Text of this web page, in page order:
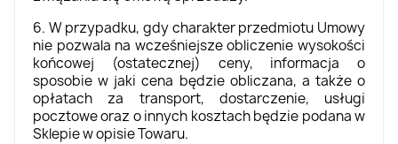
6. W przypadku, gdy charakter przedmiotu Umowy
nie pozwala na wcześniejsze obliczenie wysokości
końcowej (ostatecznej) ceny, informacja o
sposobie w jaki cena będzie obliczana, a także o
opłatach za transport, dostarczenie, usługi
pocztowe oraz o innych kosztach będzie podana w
Sklepie w opisie Towaru.